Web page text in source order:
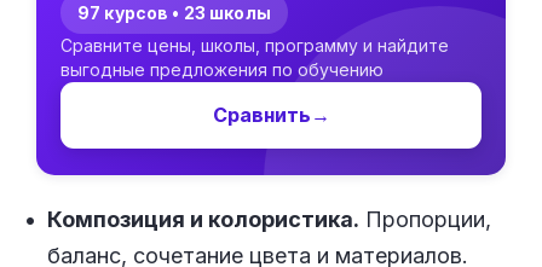
97 курсов • 23 школы
Сравните цены, школы, программу и найдите
выгодные предложения по обучению
Сравнить →
Композиция и колористика. Пропорции,
баланс, сочетание цвета и материалов.